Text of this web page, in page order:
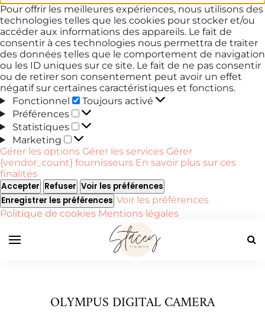
Pour offrir les meilleures expériences, nous utilisons des
technologies telles que les cookies pour stocker et/ou
accéder aux informations des appareils. Le fait de
consentir à ces technologies nous permettra de traiter
des données telles que le comportement de navigation
ou les ID uniques sur ce site. Le fait de ne pas consentir
ou de retirer son consentement peut avoir un effet
négatif sur certaines caractéristiques et fonctions.
Fonctionnel
Fonctionnel
Toujours activé
Préférences
Préférences
Statistiques
Statistiques
Marketing
Marketing
Gérer les options Gérer les services Gérer
{vendor_count} fournisseurs En savoir plus sur ces
finalités
Accepter Refuser Voir les préférences
Enregistrer les préférences Voir les préférences
Politique de cookies Mentions légales
OLYMPUS DIGITAL CAMERA